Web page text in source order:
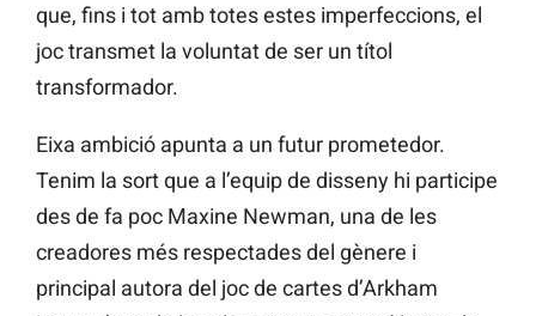
que, fins i tot amb totes estes imperfeccions, el
joc transmet la voluntat de ser un títol
transformador.
Eixa ambició apunta a un futur prometedor.
Tenim la sort que a l’equip de disseny hi participe
des de fa poc Maxine Newman, una de les
creadores més respectades del gènere i
principal autora del joc de cartes d’Arkham